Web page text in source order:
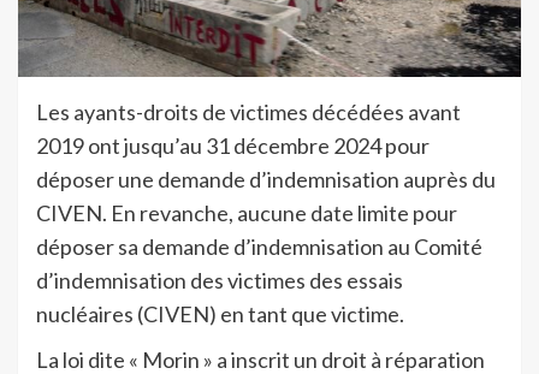
Les ayants-droits de victimes décédées avant
2019 ont jusqu’au 31 décembre 2024 pour
déposer une demande d’indemnisation auprès du
CIVEN. En revanche, aucune date limite pour
déposer sa demande d’indemnisation au Comité
d’indemnisation des victimes des essais
nucléaires (CIVEN) en tant que victime.
La loi dite « Morin » a inscrit un droit à réparation